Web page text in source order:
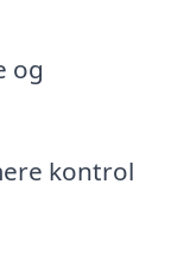
og
kontrol